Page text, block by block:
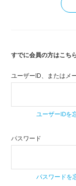
すでに会員の方はこち
ユーザーID、またはメ
ユーザーIDを
パスワード
パスワードを